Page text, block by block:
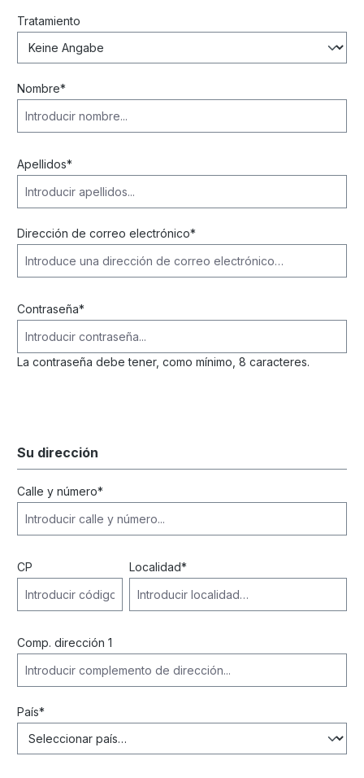
Tratamiento
Nombre*
Apellidos*
Dirección de correo electrónico*
Contraseña*
La contraseña debe tener, como mínimo, 8 caracteres.
Su dirección
Calle y número*
CP Localidad*
Comp. dirección 1
País*